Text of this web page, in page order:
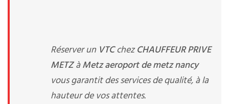
Réserver un VTCchezCHAUFFEUR PRIVE
METZàMetz aeroport de metz nancy
vous garantit des services de qualité, à la
hauteur de vos attentes.